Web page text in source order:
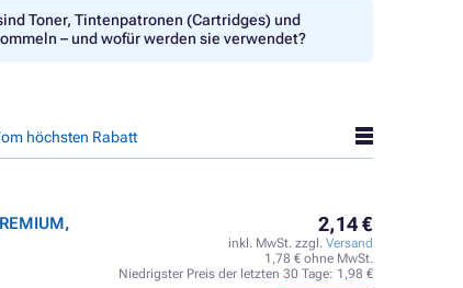
Toner, Tintenpatronen (Cartridges) und
– und wofür werden sie verwendet?
höchsten Rabatt
2,14 €
inkl. MwSt. zzgl. Versand
1,78 € ohne MwSt.
Niedrigster Preis der letzten 30 Tage: 1,98 €